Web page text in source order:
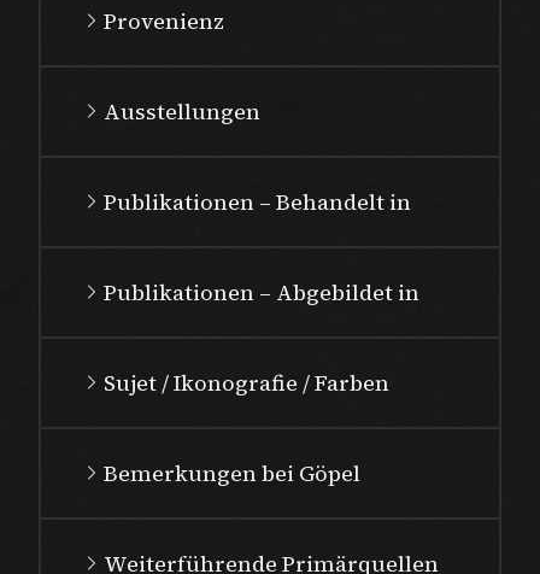
Provenienz
Ausstellungen
Publikationen – Behandelt in
Publikationen – Abgebildet in
Sujet / Ikonografie / Farben
Bemerkungen bei Göpel
Weiterführende Primärquellen